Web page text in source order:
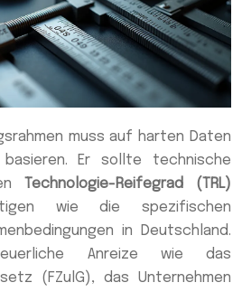
muss auf harten Daten
Er sollte technische
Technologie-Reifegrad (TRL)
wie die spezifischen
in Deutschland.
Anreize wie das
(FZulG), das Unternehmen